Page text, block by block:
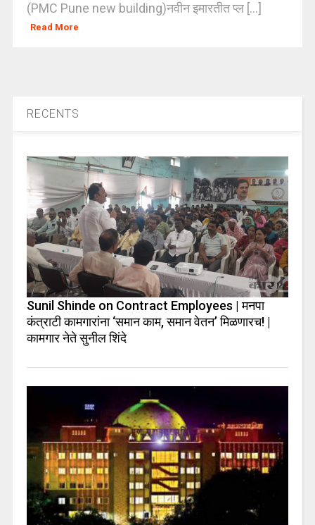
(PMC Pune new building)नवीन इमारतीत प्ल [...]
Read More
RECENTS
Sunil Shinde on Contract Employees | मनपा
कंत्राटी कामगारांना ‘समान काम, समान वेतन’ मिळणारच! |
कामगार नेते सुनील शिंदे